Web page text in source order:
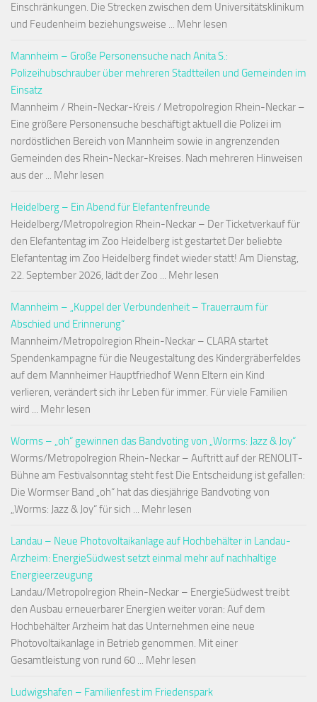
Einschränkungen. Die Strecken zwischen dem Universitätsklinikum
und Feudenheim beziehungsweise ... Mehr lesen
Mannheim – Große Personensuche nach Anita S.:
Polizeihubschrauber über mehreren Stadtteilen und Gemeinden im
Einsatz
Mannheim / Rhein-Neckar-Kreis / Metropolregion Rhein-Neckar –
Eine größere Personensuche beschäftigt aktuell die Polizei im
nordöstlichen Bereich von Mannheim sowie in angrenzenden
Gemeinden des Rhein-Neckar-Kreises. Nach mehreren Hinweisen
aus der ... Mehr lesen
Heidelberg – Ein Abend für Elefantenfreunde
Heidelberg/Metropolregion Rhein-Neckar – Der Ticketverkauf für
den Elefantentag im Zoo Heidelberg ist gestartet Der beliebte
Elefantentag im Zoo Heidelberg findet wieder statt! Am Dienstag,
22. September 2026, lädt der Zoo ... Mehr lesen
Mannheim – „Kuppel der Verbundenheit – Trauerraum für
Abschied und Erinnerung“
Mannheim/Metropolregion Rhein-Neckar – CLARA startet
Spendenkampagne für die Neugestaltung des Kindergräberfeldes
auf dem Mannheimer Hauptfriedhof Wenn Eltern ein Kind
verlieren, verändert sich ihr Leben für immer. Für viele Familien
wird ... Mehr lesen
Worms – „oh“ gewinnen das Bandvoting von „Worms: Jazz & Joy“
Worms/Metropolregion Rhein-Neckar – Auftritt auf der RENOLIT-
Bühne am Festivalsonntag steht fest Die Entscheidung ist gefallen:
Die Wormser Band „oh“ hat das diesjährige Bandvoting von
„Worms: Jazz & Joy“ für sich ... Mehr lesen
Landau – Neue Photovoltaikanlage auf Hochbehälter in Landau-
Arzheim: EnergieSüdwest setzt einmal mehr auf nachhaltige
Energieerzeugung
Landau/Metropolregion Rhein-Neckar – EnergieSüdwest treibt
den Ausbau erneuerbarer Energien weiter voran: Auf dem
Hochbehälter Arzheim hat das Unternehmen eine neue
Photovoltaikanlage in Betrieb genommen. Mit einer
Gesamtleistung von rund 60 ... Mehr lesen
Ludwigshafen – Familienfest im Friedenspark